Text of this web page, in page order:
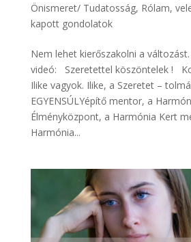
Önismeret/ Tudatosság, Rólam,
kapott gondolatok
Nem lehet kierőszakolni a
videó: Szeretettel köszöntelek !
Ilike vagyok. Ilike, a Szeretet –
EGYENSÚLYépítő mentor, a
Élményközpont, a Harmónia Kert
Harmónia...